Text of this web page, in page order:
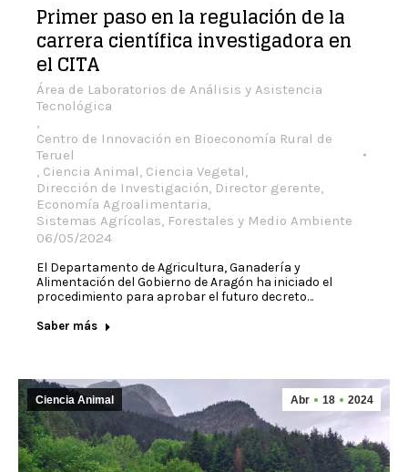
Primer paso en la regulación de la
carrera científica investigadora en
el CITA
Área de Laboratorios de Análisis y Asistencia
Tecnológica
,
Centro de Innovación en Bioeconomía Rural de
Teruel
, Ciencia Animal, Ciencia Vegetal,
Dirección de Investigación, Director gerente,
Economía Agroalimentaria,
Sistemas Agrícolas, Forestales y Medio Ambiente
06/05/2024
El Departamento de Agricultura, Ganadería y
Alimentación del Gobierno de Aragón ha iniciado el
procedimiento para aprobar el futuro decreto…
Saber más
Abr 18 2024
Ciencia Animal